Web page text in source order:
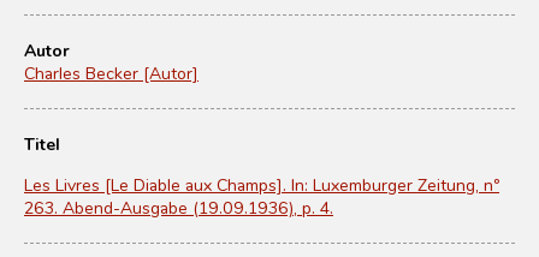
Autor
Charles Becker [Autor]
Titel
Les Livres [Le Diable aux Champs]. In: Luxemburger Zeitung, nº
263. Abend-Ausgabe (19.09.1936), p. 4.